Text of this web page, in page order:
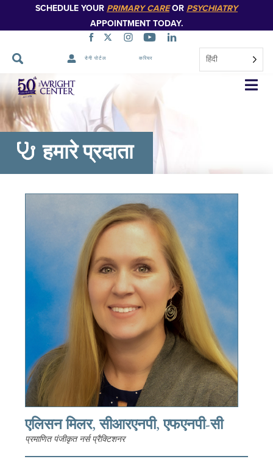
SCHEDULE YOUR PRIMARY CAREOR PSYCHIATRY
APPOINTMENT TODAY.
रोगी पोर्टल करियर हिंदी
नेविगेशन
छोड़ें
हमारे प्रदाता
एलिसन मिलर, सीआरएनपी, एफएनपी-सी
प्रमाणित पंजीकृत नर्स प्रैक्टिशनर